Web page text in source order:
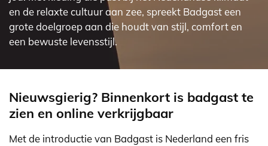
en de relaxte cultuur aan zee, spreekt Badgast een
grote doelgroep aan die houdt van stijl, comfort en
een bewuste levensstijl.
Nieuwsgierig? Binnenkort is badgast te
zien en online verkrijgbaar
Met de introductie van Badgast is Nederland een fris